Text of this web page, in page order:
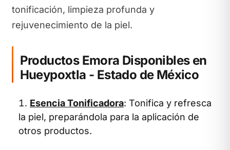
tonificación, limpieza profunda y
rejuvenecimiento de la piel.
Productos Emora Disponibles en
Hueypoxtla - Estado de México
Esencia Tonificadora: Tonifica y refresca
la piel, preparándola para la aplicación de
otros productos.